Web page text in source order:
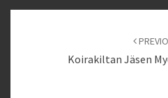
Koirakiltan Jäsen